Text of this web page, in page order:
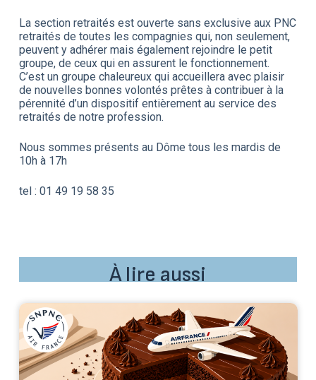
La section retraités est ouverte sans exclusive aux PNC
retraités de toutes les compagnies qui, non seulement,
peuvent y adhérer mais également rejoindre le petit
groupe, de ceux qui en assurent le fonctionnement.
C’est un groupe chaleureux qui accueillera avec plaisir
de nouvelles bonnes volontés prêtes à contribuer à la
pérennité d’un dispositif entièrement au service des
retraités de notre profession.
Nous sommes présents au Dôme tous les mardis de
10h à 17h
tel : 01 49 19 58 35
À lire aussi